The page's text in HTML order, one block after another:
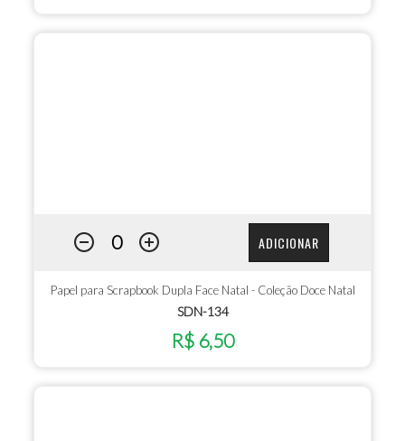
ADICIONAR
Papel para Scrapbook Dupla Face Natal - Coleção Doce Natal
SDN-134
R$ 6,50